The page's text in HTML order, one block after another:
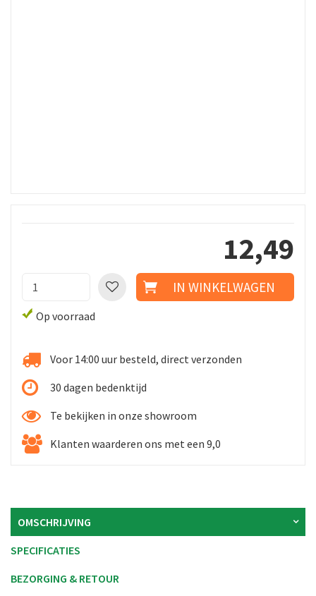
12,49
Op voorraad
Voor 14:00 uur besteld, direct verzonden
30 dagen bedenktijd
Te bekijken in onze showroom
Klanten waarderen ons met een 9,0
OMSCHRIJVING
SPECIFICATIES
BEZORGING & RETOUR